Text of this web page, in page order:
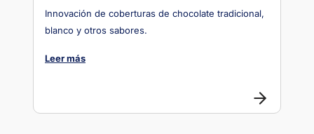
Innovación de coberturas de chocolate tradicional,
blanco y otros sabores.
Leer más